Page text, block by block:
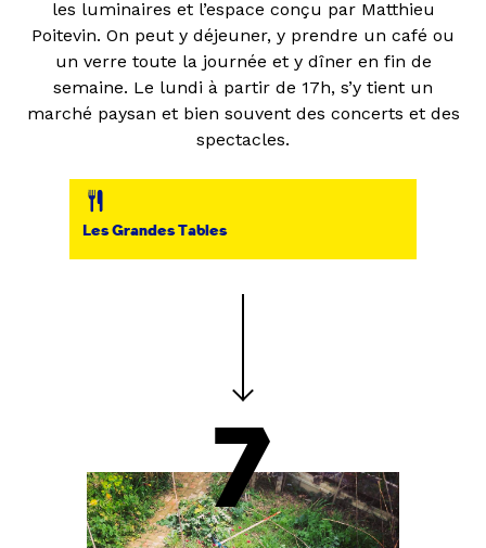
les luminaires et l’espace conçu par Matthieu
Poitevin. On peut y déjeuner, y prendre un café ou
un verre toute la journée et y dîner en fin de
semaine. Le lundi à partir de 17h, s’y tient un
marché paysan et bien souvent des concerts et des
spectacles.
Les Grandes Tables
7